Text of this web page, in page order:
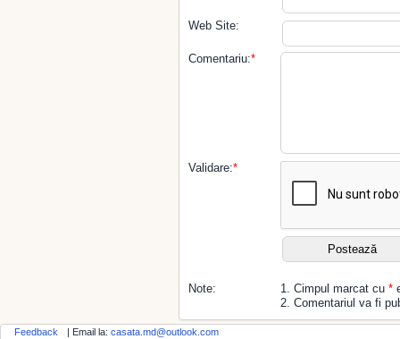
Web Site:
Comentariu:*
Validare:*
Note: 1. Cimpul marcat cu *
2. Comentariul va fi
Feedback | Email la: casata.md@outlook.com